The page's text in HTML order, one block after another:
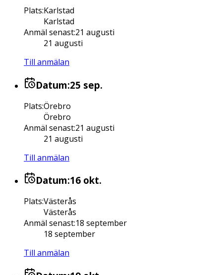
Plats:Karlstad
Karlstad
Anmäl senast:21 augusti
21 augusti
Till anmälan
Datum:25 sep.
Plats:Örebro
Örebro
Anmäl senast:21 augusti
21 augusti
Till anmälan
Datum:16 okt.
Plats:Västerås
Västerås
Anmäl senast:18 september
18 september
Till anmälan